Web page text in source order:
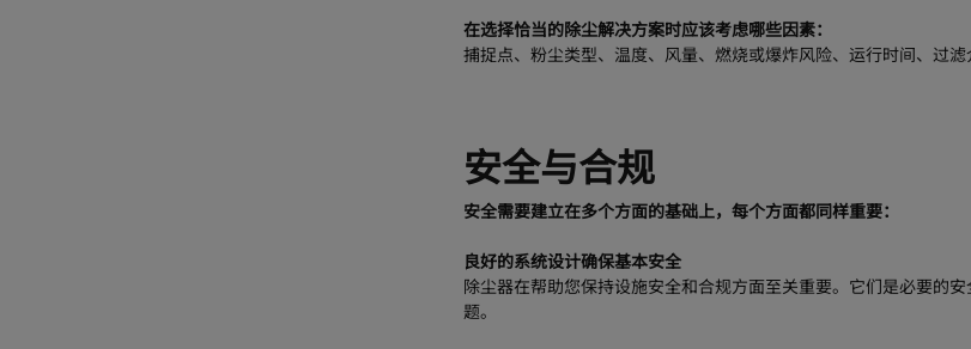
在选择恰当的除尘解决方案时应该考虑哪些因素：
捕捉点、粉尘类型、温度、风量、燃烧或爆炸风险、运行时间、过滤
安全与合规
安全需要建立在多个方面的基础上，每个方面都同样重要：
良好的系统设计确保基本安全
除尘器在帮助您保持设施安全和合规方面至关重要。它们是必要的
题。